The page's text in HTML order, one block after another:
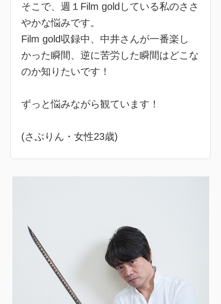
そこで、週１Film goldしている私のささ
やかな悩みです。
Film gold収録中、中井さんが一番楽し
かった瞬間、逆に苦労した瞬間はどこな
のか知りたいです！
ずっと悩みながら観ています！
(さぶりん・女性23歳)